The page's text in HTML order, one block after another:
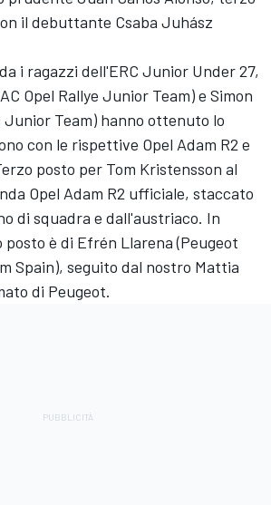
il debuttante Csaba Juhász
i ragazzi dell'ERC Junior Under 27,
Opel Rallye Junior Team) e Simon
Junior Team) hanno ottenuto lo
con le rispettive Opel Adam R2 e
posto per Tom Kristensson al
Opel Adam R2 ufficiale, staccato
di squadra e dall'austriaco. In
è di Efrén Llarena (Peugeot
Spain), seguito dal nostro Mattia
di Peugeot.